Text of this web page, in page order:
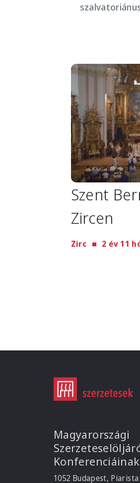
Image
Szent
Zircen
Zirc 2 év 11
Magyarországi
1052 Budapest,